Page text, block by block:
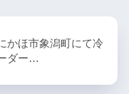
かほ市象潟町にて冷
ダー…